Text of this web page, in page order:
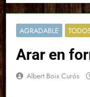
AGRADABLE
Arar en
Albert Boix Curós